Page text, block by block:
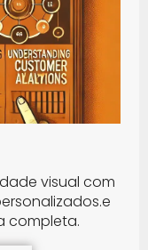
visual com
completa.